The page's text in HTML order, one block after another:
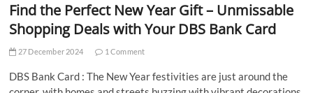
Find the Perfect New Year Gift – Unmissable
Shopping Deals with Your DBS Bank Card
27 December 2024 1 Comment
DBS Bank Card : The New Year festivities are just around the